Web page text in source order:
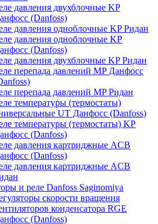
давления двухблочные KP
(Danfoss)
давления одноблочные KP Ридан
давления одноблочные KP
(Danfoss)
давления двухблочные KP Ридан
перепада давлений MP Данфосс
перепада давлений MP Ридан
температуры (термостаты)
UT Данфосс (Danfoss)
температуры (термостаты) KP
(Danfoss)
давления картриджные ACB
(Danfoss)
давления картриджные ACB
и реле Danfoss Saginomiya
скорости вращения
конденсатора RGE
(Danfoss)